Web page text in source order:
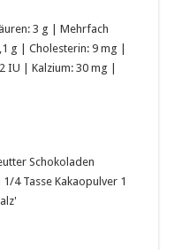
3 g | Mehrfach
g | Cholesterin: 9 mg |
IU | Kalzium: 30 mg |